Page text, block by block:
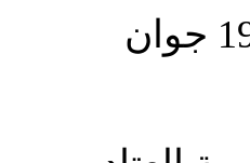
نجاح انقلاب 19 جوان